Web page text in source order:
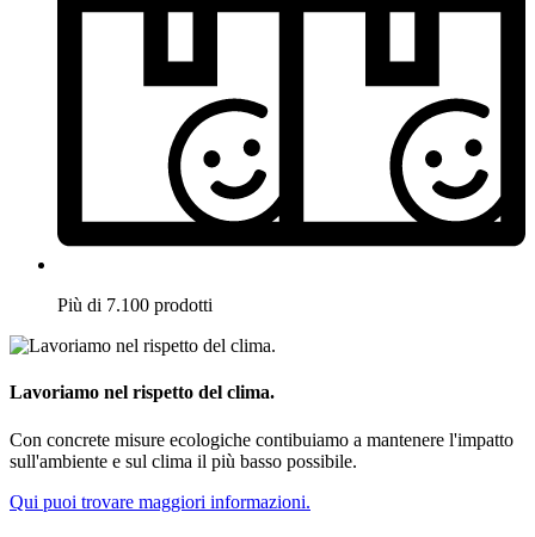
Più di 7.100 prodotti
Lavoriamo nel rispetto del clima.
Con concrete misure ecologiche contibuiamo a mantenere l'impatto
sull'ambiente e sul clima il più basso possibile.
Qui puoi trovare maggiori informazioni.